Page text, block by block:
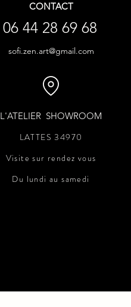
CONTACT
06 44 28 69 68
sofi.zen.art@gmail.com
L'ATELIER SHOWROOM
LATTES 34970
Visite sur rendez vous
Du lundi au samedi